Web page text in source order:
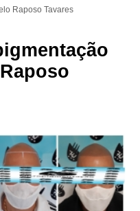
Raposo Tavares